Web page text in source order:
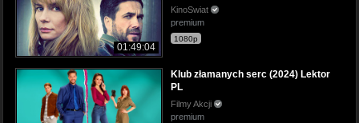
01:49:04
KinoSwiat
premium
1080p
Klub złamanych serc (2024) Lektor
PL
Filmy Akcji
premium